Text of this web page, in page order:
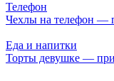
Телефон
Чехлы на телефон —
Еда и напитки
Торты девушке —